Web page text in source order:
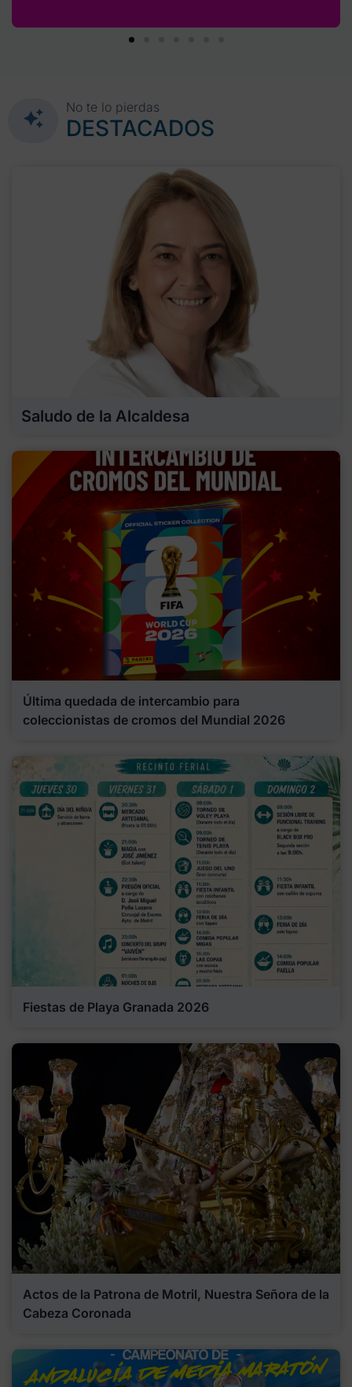
No te lo pierdas
DESTACADOS
Saludo de la Alcaldesa
Última quedada de intercambio para
coleccionistas de cromos del Mundial 2026
Fiestas de Playa Granada 2026
Actos de la Patrona de Motril, Nuestra Señora de la
Cabeza Coronada